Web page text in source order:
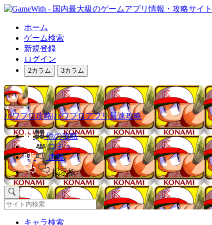
ホーム
ゲーム検索
新規登録
ログイン
2カラム 3カラム
パワプロ攻略|パワプロアプリ最速攻略
他の攻略
コミュ
速報
掲示板
キャラ検索